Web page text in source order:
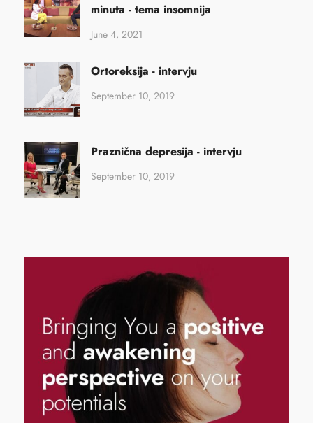
minuta - tema insomnija
June 4, 2021
Ortoreksija - intervju
September 10, 2019
Praznična depresija - intervju
September 10, 2019